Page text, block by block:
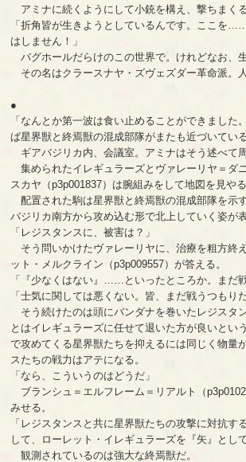
アミナに続くようにして小銃を構え、撃ちまく
「折角皆が生きようとしているんです。ここを
はしません！」
バグホールだらけのこの世界で。けれどなお、
その名はクラースナヤ・ズヴェズダー革命派。
●
「なんとか第一波は食い止めることができました
ば星界獣と終焉獣の混成部隊がまたも近づいてい
ギアバジリカ内、会議室。アミナはそう述べて
集められたイレギュラーズとヴァレーリヤ＝ダ
スカヤ（p3p001837）は腕組みをして地図を見やる
配置された駒は星界獣と終焉獣の混成部隊を示
バジリカ南方から攻め込む形で北上していく姿が
「レジスタンスに、被害は？」
そう問いかけたヴァレーリヤに、治療を粗方終
ット・メルクライン（p3p009557）が答える。
「『少なくはない』……といったところか。まだ
「士気に関しては悪くない。皆、まだ戦うつもりだ
そう続けたのは頭にバンダナを巻いたレジスタ
とはイレギュラーズに任せて退いた方が良いとい
で攻めてくる星界獣たちを抑えるには同じく物量
スたちの戦力はアテになる。
「なら、こういうのはどうだ」
ブランシュ＝エルフレーム＝リアルト（
みせる。
「レジスタンスと共に星界獣たちの攻撃に対抗す
して、ローレット・イレギュラーズを『矢』とし
観測されているのは強大な終焉獣だ。